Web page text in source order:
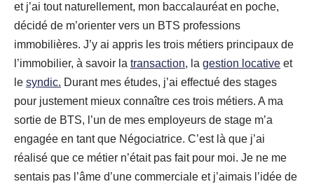
et j’ai tout naturellement, mon baccalauréat en poche,
décidé de m’orienter vers un BTS professions
immobilières. J’y ai appris les trois métiers principaux de
l’immobilier, à savoir la transaction, la gestion locative et
le syndic. Durant mes études, j’ai effectué des stages
pour justement mieux connaître ces trois métiers. A ma
sortie de BTS, l’un de mes employeurs de stage m’a
engagée en tant que Négociatrice. C’est là que j’ai
réalisé que ce métier n’était pas fait pour moi. Je ne me
sentais pas l’âme d’une commerciale et j’aimais l’idée de